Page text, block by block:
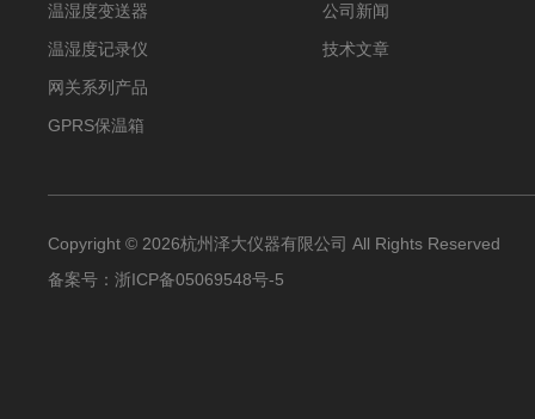
温湿度变送器
温湿度记录仪
网关系列产品
GPRS保温箱
公司新闻
技术文章
Copyright © 2026杭州泽大仪器有限公司 All Rights Reserved
备案号： 浙ICP备05069548号-5